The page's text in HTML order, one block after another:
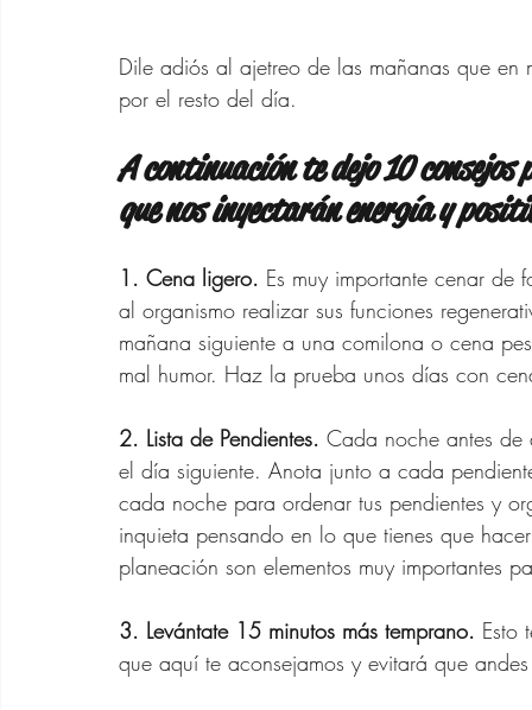
Outfits SHEIN 40
Cabello Mujeres de 40
Vestidos de Verano
Bolsos de Diseñador
Zapatos para Mujeres
Gafas de Sol para
Ofertas Banana
Dile adiós al ajetreo de las mañanas que
por el resto del día.
A continuación te dejo 10
que nos inyectarán energía y
1. Cena ligero. Es muy importante cenar de
al organismo realizar sus funciones
mañana siguiente a una comilona o cena
mal humor. Haz la prueba unos días con
2. Lista de Pendientes. Cada noche antes de
el día siguiente. Anota junto a cada
cada noche para ordenar tus pendientes y
inquieta pensando en lo que tienes que
planeación son elementos muy importantes
3. Levántate 15 minutos más temprano. Esto
que aquí te aconsejamos y evitará que